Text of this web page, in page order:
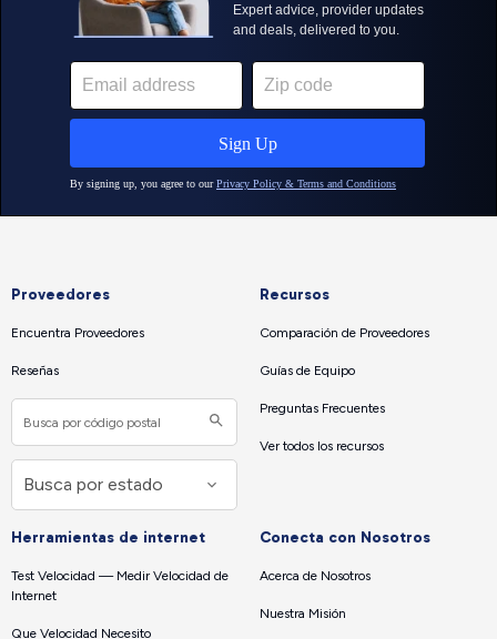
Proveedores
Encuentra Proveedores
Reseñas
Recursos
Comparación de Proveedores
Guías de Equipo
Preguntas Frecuentes
Ver todos los recursos
Herramientas de internet
Test Velocidad — Medir Velocidad de
Internet
Que Velocidad Necesito
Conecta con Nosotros
Acerca de Nosotros
Nuestra Misión